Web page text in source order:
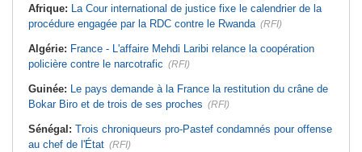
Afrique: La Cour international de justice fixe le calendrier de la
procédure engagée par la RDC contre le Rwanda (RFI)
Algérie: France - L'affaire Mehdi Laribi relance la coopération
policière contre le narcotrafic (RFI)
Guinée: Le pays demande à la France la restitution du crâne de
Bokar Biro et de trois de ses proches (RFI)
Sénégal: Trois chroniqueurs pro-Pastef condamnés pour offense
au chef de l'État (RFI)